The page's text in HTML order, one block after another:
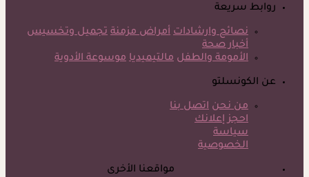
روابط سريعة
نصائح وارشادات أمراض مزمنة تجميل وتخسيس
أخبار صحة
الأمومة والطفل مالتيميديا موسوعة الأدوية
عن الكونسلتو
من نحن اتصل بنا
احجز إعلانك
سياسة
الخصوصية
مواقعنا الأخرى